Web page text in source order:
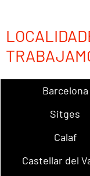
Barcelona
Sitges
Calaf
Castellar del